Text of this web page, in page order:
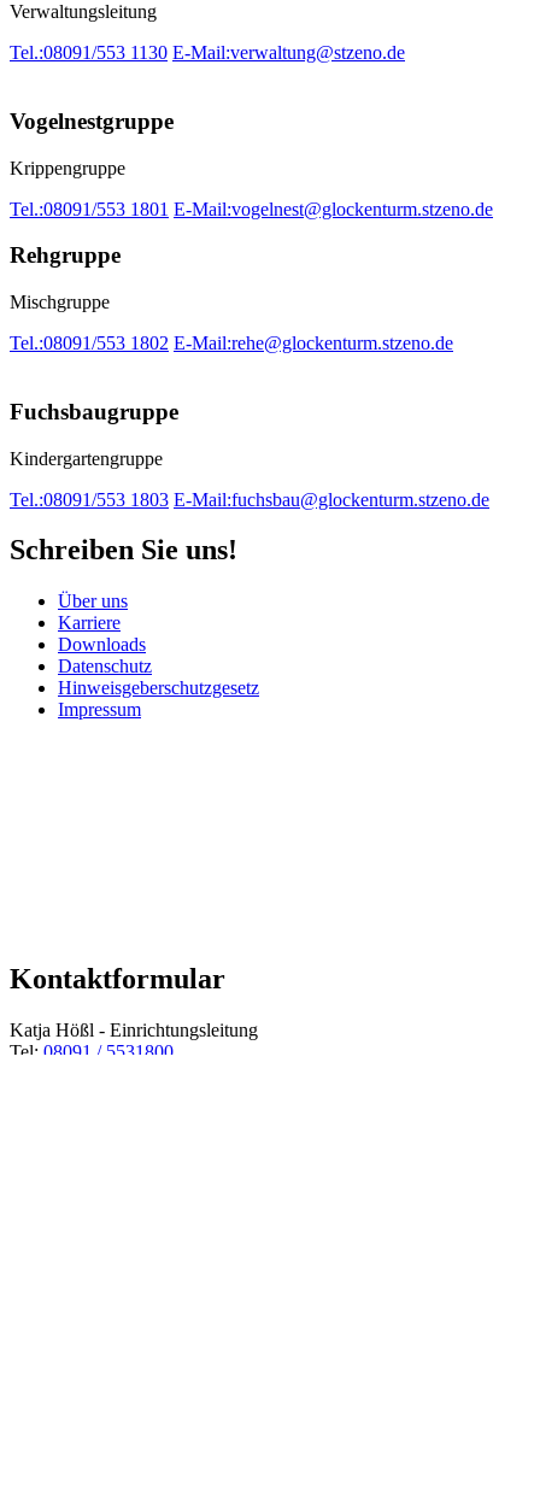
Kontaktformular
Katja Hößl - Einrichtungsleitung
Tel: 08091 / 5531800
Verwaltungsleitung
Tel.:08091/553 1130 E-Mail:verwaltung@stzeno.de
Vogelnestgruppe
Krippengruppe
Tel.:08091/553 1801 E-Mail:vogelnest@glockenturm.stzeno.de
Rehgruppe
Mischgruppe
Tel.:08091/553 1802 E-Mail:rehe@glockenturm.stzeno.de
Fuchsbaugruppe
Kindergartengruppe
Tel.:08091/553 1803 E-Mail:fuchsbau@glockenturm.stzeno.de
Schreiben Sie uns!
Über uns
Karriere
Downloads
Datenschutz
Hinweisgeberschutzgesetz
Impressum